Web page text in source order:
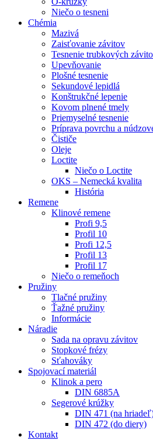
Niečo o tesneni
Chémia
Mazivá
Zaisťovanie závitov
Tesnenie trubkových
Upevňovanie
Plošné tesnenie
Sekundové lepidlá
Konštrukčné lepenie
Kovom plnené tmely
Priemyselné tesnenie
Príprava povrchu a
Čističe
Oleje
Loctite
Niečo o Loctite
OKS – Nemecká kvalita
História
Remene
Klinové remene
Profi 9,5
Profil 10
Profi 12,5
Profil 13
Profil 17
Niečo o remeňoch
Pružiny
Tlačné pružiny
Ťažné pružiny
Informácie
Náradie
Sada na opravu závitov
Stopkové frézy
Sťahováky
Spojovací materiál
Klinok a pero
DIN 6885A
Segerové krúžky
DIN 471 (na
DIN 472 (do diery)
Kontakt